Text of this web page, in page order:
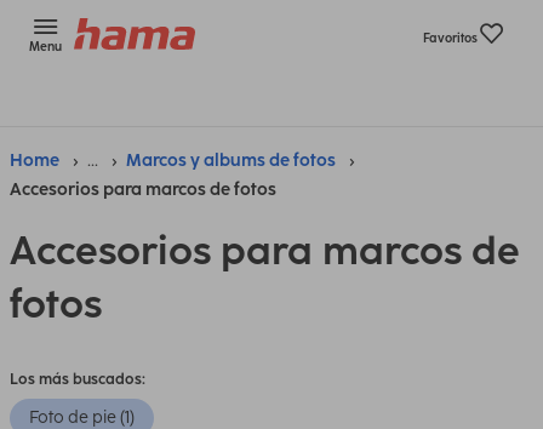
Menu
Favoritos
Home ...
Marcos y albums de fotos
Accesorios para marcos de fotos
Accesorios para marcos de
fotos
Los más buscados:
Foto de pie (1)